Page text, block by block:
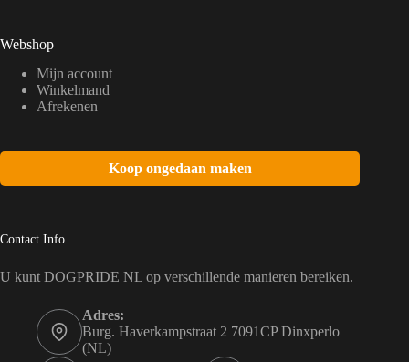
Webshop
Mijn account
Winkelmand
Afrekenen
Koop ongedaan maken
Contact Info
U kunt DOGPRIDE NL op verschillende manieren bereiken.
Adres:
Burg. Haverkampstraat 2 7091CP Dinxperlo
(NL)